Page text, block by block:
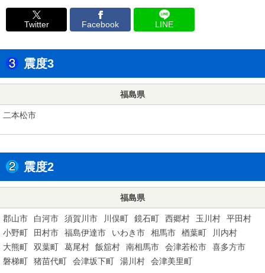
Twitter Facebook LINE
震度3
福島県
二本松市
震度2
福島県
郡山市 白河市 須賀川市 川俣町 鏡石町 西郷村 玉川村
平田村
小野町
田村市 福島伊達市 いわき市 相馬市 楢葉町
川内村
大熊町
双葉町 葛尾村 飯舘村 南相馬市 会津若松市
喜多方市
磐梯町
猪苗代町 会津坂下町 湯川村 会津美里町